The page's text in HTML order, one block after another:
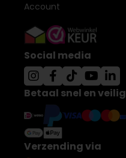
Account
Social media
Betaal snel en veilig
Verzending via